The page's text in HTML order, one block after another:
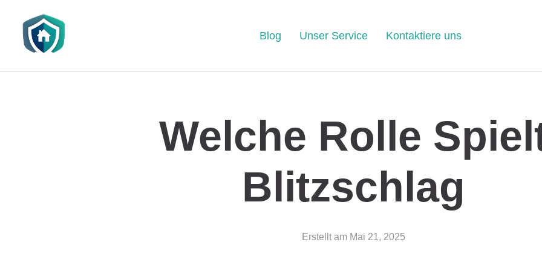
Blog Unser Service Kontaktiere uns
Welche Rolle
Blitzschlag
Erstellt am Mai 21, 2025